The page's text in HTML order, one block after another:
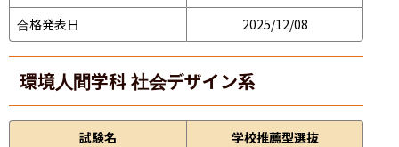
合格発表日
2025/12/08
環境人間学科 社会デザイン系
試験名
学校推薦型選抜